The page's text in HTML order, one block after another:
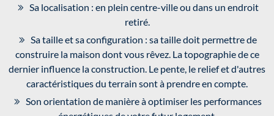
Sa localisation : en plein centre-ville ou dans un endroit
retiré.
Sa taille et sa configuration : sa taille doit permettre de
construire la maison dont vous rêvez. La topographie de ce
dernier influence la construction. Le pente, le relief et d'autres
caractéristiques du terrain sont à prendre en compte.
Son orientation de manière à optimiser les performances